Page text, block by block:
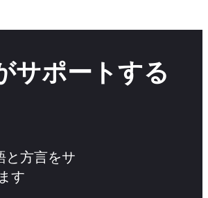
サポートする
と方言をサ
す